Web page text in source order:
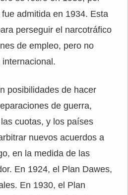
admitida en 1934. Esta
perseguir el narcotráfico
de empleo, pero no
posibilidades de hacer
de guerra,
cuotas, y los países
nuevos acuerdos a
en la medida de las
En 1924, el Plan Dawes,
En 1930, el Plan